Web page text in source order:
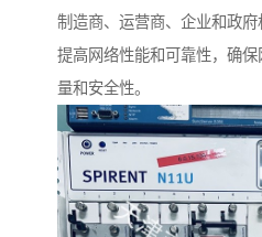
制造商、运营商、企业和政
提高网络性能和可靠性，确
量和安全性。